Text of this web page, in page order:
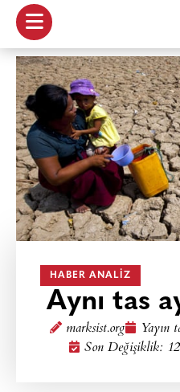
HABER ANALIZ
Aynı tas
marksist.org Yayın
Son Değişiklik: